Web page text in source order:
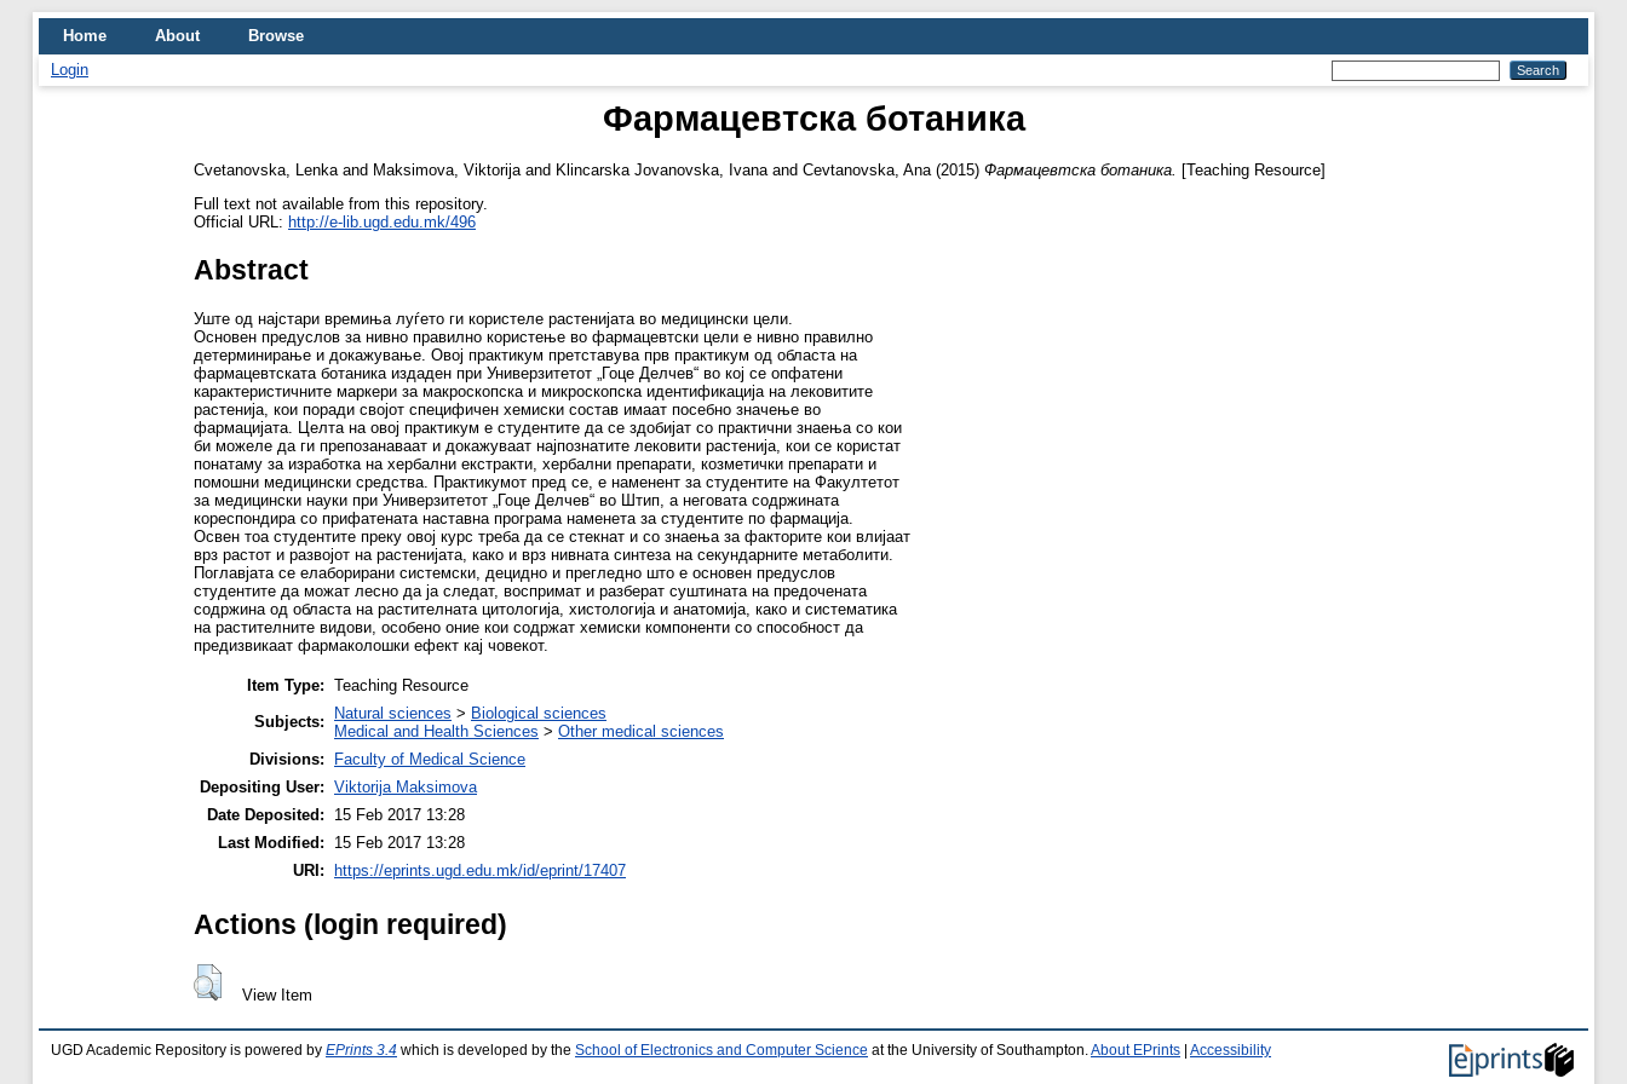
Home About
Browse
Login
Фармацевтска ботаника
Cvetanovska, Lenka and Maksimova, Viktorija and Klincarska Jovanovska, Ivana and Cevtanovska, Ana (2015) Фармацевтска ботаника.
[Teaching Resource]
Full text not available from this repository.
Official URL: http://e-lib.ugd.edu.mk/496
Abstract
Уште од најстари времиња луѓето ги користеле растенијата во медицински цели.
Основен предуслов за нивно правилно користење во фармацевтски цели е нивно правилно
детерминирање и докажување. Овoj практикум претставува прв практикум од облaста на
фармацевтската ботаника издаден при Универзитетот „Гоце Делчев“ во кој се опфатени
карактеристичните маркери за макроскопска и микроскопска идентификација на лековитите
растенија, кои поради својот специфичен хемиски состав имаат посебно значење во
фармацијата. Целта на овој практикум е студентите да се здобијат со практични знаења со кои
би можеле да ги препозанаваат и докажуваат најпознатите лековити растенија, кои се користат
понатаму за изработка на хербални екстракти, хербални препарати, козметички препарати и
помошни медицински средства. Практикумот пред се, е наменент за студентите на Факултетот
за медицински науки при Универзитетот „Гоце Делчев“ во Штип, а неговата содржината
кореспондира со прифатената наставна програма наменета за студентите по фармација.
Освен тоа студентите преку овој курс треба да се стекнат и со знаења за факторите кои влијаат
врз растот и развојот на растенијата, како и врз нивната синтеза на секундарните метаболити.
Поглавјата се елаборирани системски, децидно и прегледно што е основен предуслов
студентите да можат лесно да ја следат, воспримат и разберат суштината на предочената
содржина од областа на растителната цитологија, хистологија и анатомија, како и систематика
на растителните видови, особено оние кои содржат хемиски компоненти со способност да
предизвикаат фармаколошки ефект кај човекот.
Item Type: Teaching Resource
Subjects:
Natural sciences > Biological sciences
Medical and Health Sciences > Other medical sciences
Divisions:
Faculty of Medical Science
Depositing User: Viktorija Maksimova
Date Deposited:
15 Feb 2017 13:28
Last Modified:
15 Feb 2017 13:28
URI: https://eprints.ugd.edu.mk/id/eprint/17407
Actions (login required)
View Item
UGD Academic Repository is powered by EPrints 3.4 which is developed by the School of Electronics and Computer Science at the University of Southampton. About EPrints Accessibility